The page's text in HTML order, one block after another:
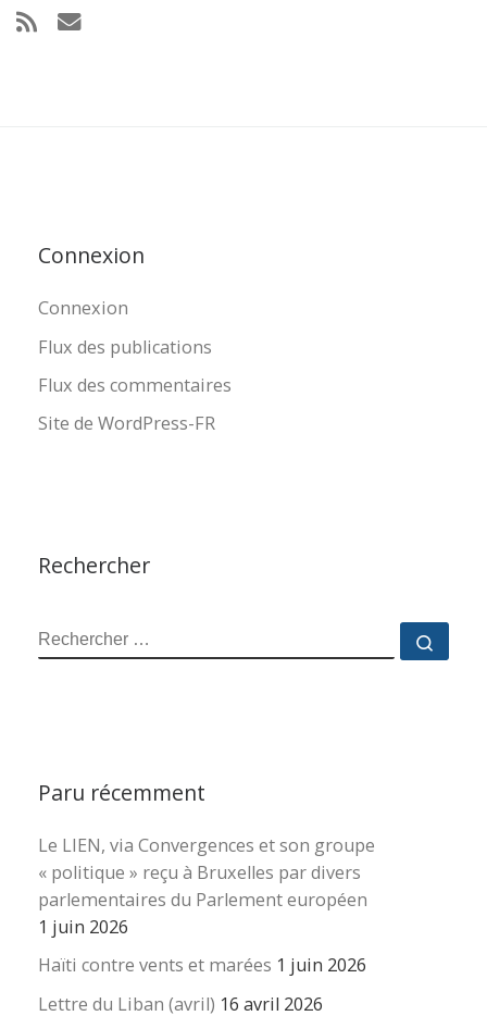
Connexion
Connexion
Flux des publications
Flux des commentaires
Site de WordPress-FR
Rechercher
RECHERCHER
Paru récemment
Le LIEN, via Convergences et son groupe
« politique » reçu à Bruxelles par divers
parlementaires du Parlement européen
1 juin 2026
Haïti contre vents et marées 1 juin 2026
Lettre du Liban (avril) 16 avril 2026